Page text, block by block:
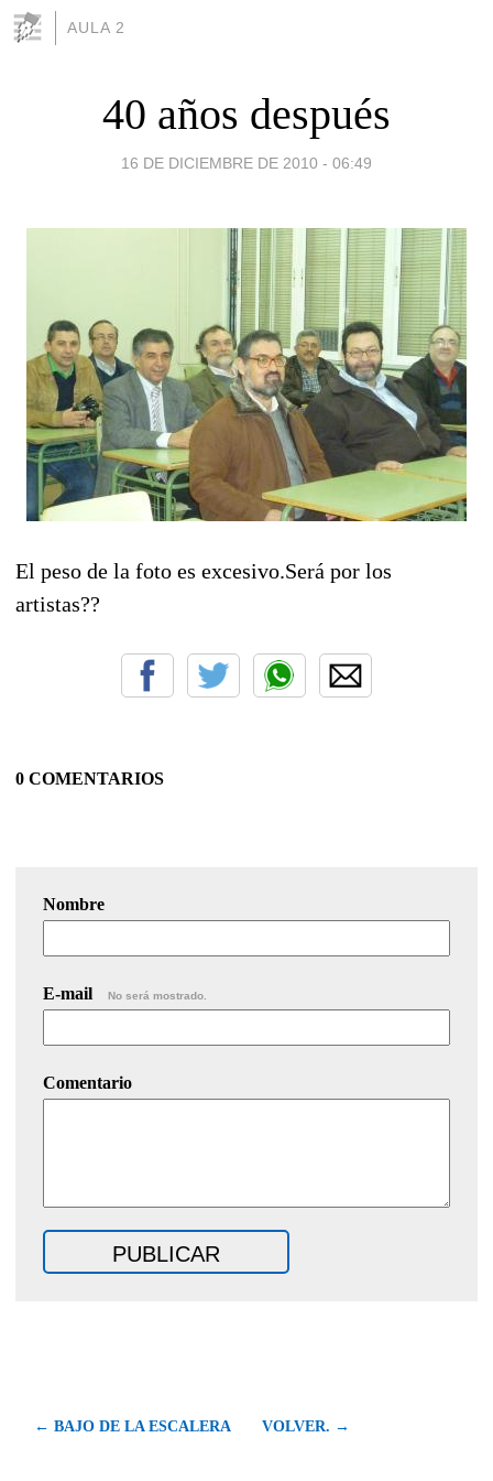
AULA 2
40 años después
16 DE DICIEMBRE DE 2010 - 06:49
El peso de la foto es excesivo.Será por los
artistas??
0 COMENTARIOS
Nombre
E-mail No será mostrado.
Comentario
← BAJO DE LA ESCALERA VOLVER. →